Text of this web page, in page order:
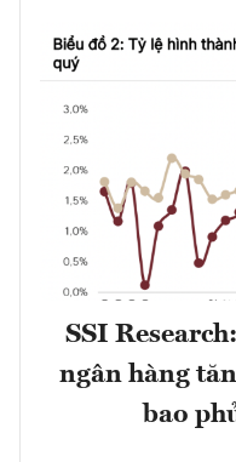
SSI
ngân hàng
bao